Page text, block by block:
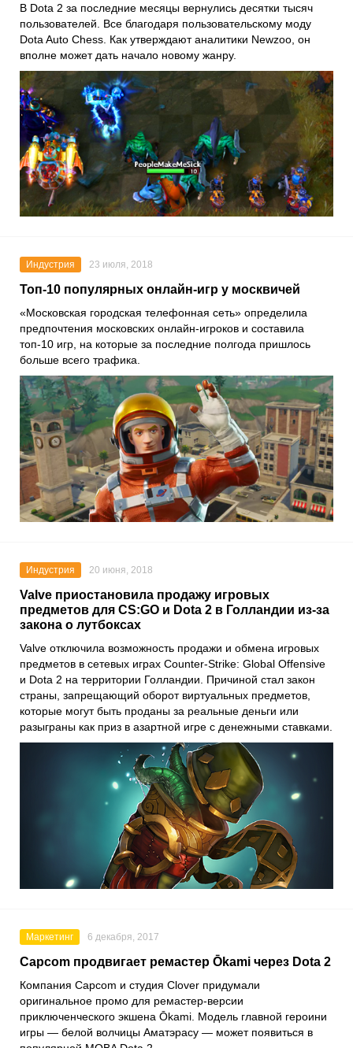
В Dota 2 за последние месяцы вернулись десятки тысяч
пользователей. Все благодаря пользовательскому моду
Dota Auto Chess. Как утверждают аналитики Newzoo, он
вполне может дать начало новому жанру.
Индустрия 23 июля, 2018
Топ-10 популярных онлайн-игр у москвичей
«Московская городская телефонная сеть» определила
предпочтения московских онлайн-игроков и составила
топ-10 игр, на которые за последние полгода пришлось
больше всего трафика.
Индустрия 20 июня, 2018
Valve приостановила продажу игровых
предметов для CS:GO и Dota 2 в Голландии из-за
закона о лутбоксах
Valve отключила возможность продажи и обмена игровых
предметов в сетевых играх Counter-Strike: Global Offensive
и Dota 2 на территории Голландии. Причиной стал закон
страны, запрещающий оборот виртуальных предметов,
которые могут быть проданы за реальные деньги или
разыграны как приз в азартной игре с денежными ставками.
Маркетинг 6 декабря, 2017
Capcom продвигает ремастер Ōkami через Dota 2
Компания Capcom и студия Clover придумали
оригинальное промо для ремастер-версии
приключенческого экшена Ōkami. Модель главной героини
игры — белой волчицы Аматэрасу — может появиться в